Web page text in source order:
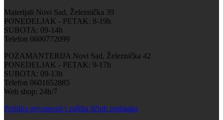
Materijali Novi Sad, Železnička 39
PONEDELJAK - PETAK: 8-19h
SUBOTA: 09-14h
Telefon 0600772099
POZAMANTERIJA Novi Sad, Železnička 42
PONEDELJAK - PETAK: 9-17h
SUBOTA: 09-13h
Telefon 0601652885
Web shop: 24h/7
Politika privatnosti i zaštita ličnih podataka